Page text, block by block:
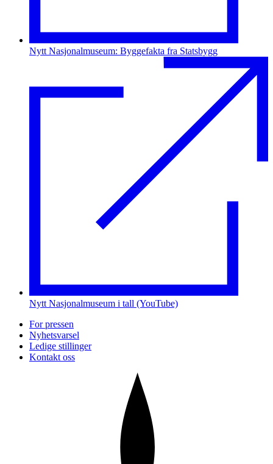
Nytt Nasjonalmuseum: Byggefakta fra Statsbygg
Nytt Nasjonalmuseum i tall (YouTube)
For pressen
Nyhetsvarsel
Ledige stillinger
Kontakt oss